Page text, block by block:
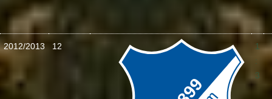
2012/2013 12
1
:
3